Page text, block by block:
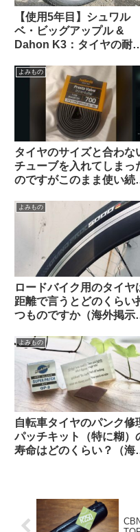
【使用5年目】シュワル
ベ・ビッグアップル &
Dahon K3：タイヤの耐
あったか
よみもの
タイヤのサイズと合わな
チューブを入れてしまっ
のですがこのまま使い続
外掲示板より）
よみもの
ロードバイク用のタイヤ
距離で言うとどのくらい
つものですか（海外掲示
よみもの
自転車タイヤのパンク修
パッチキット（特に糊）
寿命はどのくらい？（海